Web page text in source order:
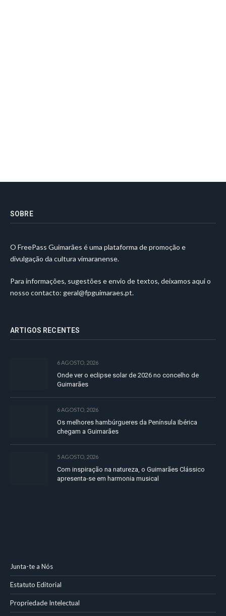
SOBRE
O FreePass Guimarães é uma plataforma de promoção e
divulgação da cultura vimaranense.
Para informações, sugestões e envio de textos, deixamos aqui o
nosso contacto: geral@fpguimaraes.pt.
ARTIGOS RECENTES
6 AGOSTO, 2026
Onde ver o eclipse solar de 2026 no concelho de
Guimarães
6 AGOSTO, 2026
Os melhores hambúrgueres da Península Ibérica
chegam a Guimarães
5 AGOSTO, 2026
Com inspiração na natureza, o Guimarães Clássico
apresenta-se em harmonia musical
Junta-te a Nós
Estatuto Editorial
Propriedade Intelectual